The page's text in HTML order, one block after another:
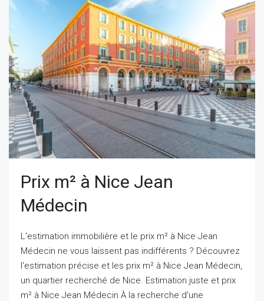
Prix m² à Nice Jean
Médecin
L'estimation immobilière et le prix m² à Nice Jean
Médecin ne vous laissent pas indifférents ? Découvrez
l'estimation précise et les prix m² à Nice Jean Médecin,
un quartier recherché de Nice. Estimation juste et prix
m² à Nice Jean Médecin À la recherche d'une